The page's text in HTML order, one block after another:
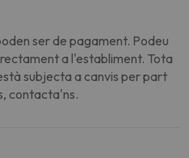
ser de pagament. Podeu
a l'establiment. Tota
subjecta a canvis per part
contacta'ns.